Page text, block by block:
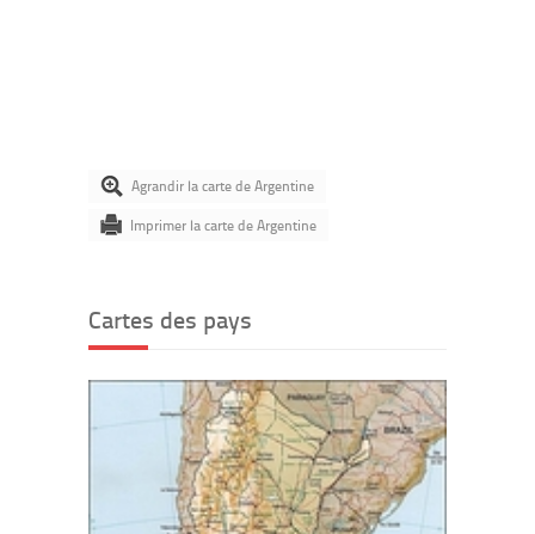
Agrandir la carte de Argentine
Imprimer la carte de Argentine
Cartes des pays